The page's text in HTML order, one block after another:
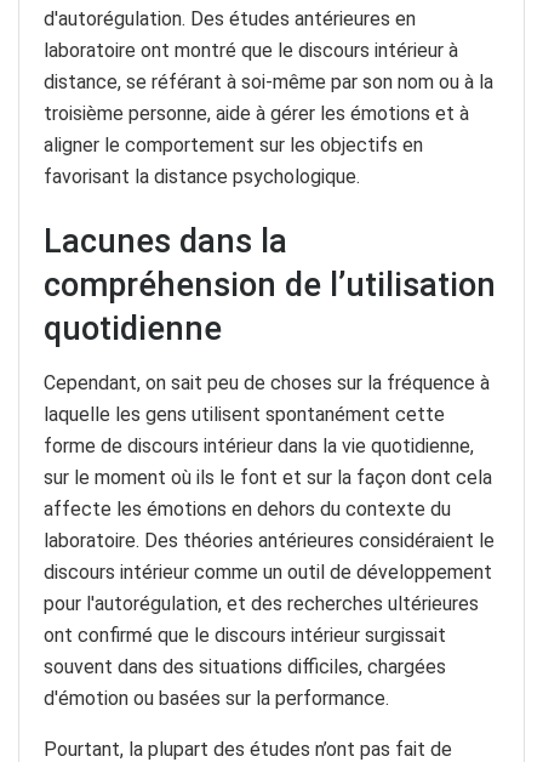
d'autorégulation. Des études antérieures en
laboratoire ont montré que le discours intérieur à
distance, se référant à soi-même par son nom ou à la
troisième personne, aide à gérer les émotions et à
aligner le comportement sur les objectifs en
favorisant la distance psychologique.
Lacunes dans la
compréhension de l’utilisation
quotidienne
Cependant, on sait peu de choses sur la fréquence à
laquelle les gens utilisent spontanément cette
forme de discours intérieur dans la vie quotidienne,
sur le moment où ils le font et sur la façon dont cela
affecte les émotions en dehors du contexte du
laboratoire. Des théories antérieures considéraient le
discours intérieur comme un outil de développement
pour l'autorégulation, et des recherches ultérieures
ont confirmé que le discours intérieur surgissait
souvent dans des situations difficiles, chargées
d'émotion ou basées sur la performance.
Pourtant, la plupart des études n’ont pas fait de